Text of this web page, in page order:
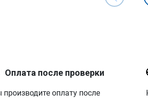
Оплата после проверки
производите оплату после